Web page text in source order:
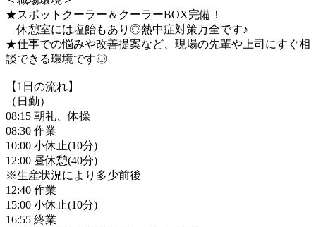
★スポットクーラー＆クーラーBOX完備！
休憩室には塩飴もあり◎熱中症対策万全です♪
★仕事での悩みや改善提案など、現場の先輩や上司にすぐ相
談できる環境です◎
【1日の流れ】
（日勤）
08:15 朝礼、体操
08:30 作業
10:00 小休止(10分)
12:00 昼休憩(40分)
※生産状況により多少前後
12:40 作業
15:00 小休止(10分)
16:55 終業